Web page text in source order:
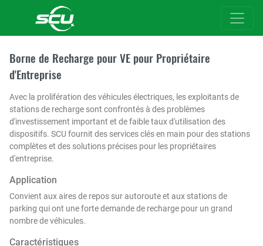
Borne de Recharge pour VE pour Propriétaire
d'Entreprise
Avec la prolifération des véhicules électriques, les exploitants de
stations de recharge sont confrontés à des problèmes
d'investissement important et de faible taux d'utilisation des
dispositifs. SCU fournit des services clés en main pour des stations
complètes et des solutions précises pour les propriétaires
d'entreprise.
Application
Convient aux aires de repos sur autoroute et aux stations de
parking qui ont une forte demande de recharge pour un grand
nombre de véhicules.
Caractéristiques